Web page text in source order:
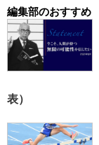
編集部のおすすめ
表）